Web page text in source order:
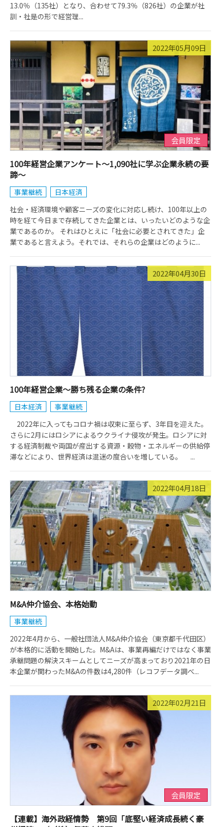
13.0％（135社）となり、合わせて79.3％（826社）の企業が社
訓・社是の形で経営理...
2022年05月09日
会員限定
100年経営企業アンケート～1,090社に学ぶ企業永続の要
諦～
事業継続
日本経済
社会・経済環境や顧客ニーズの変化に対応し続け、100年以上の
時を経て今日まで存続してきた企業とは、いったいどのような企
業であるのか。 それはひとえに「社会に必要とされてきた」企
業であると言えよう。それでは、それらの企業はどのように...
2022年04月30日
100年経営企業～勝ち残る企業の条件?
日本経済
事業継続
2022年に入ってもコロナ禍は収束に至らず、3年目を迎えた。
さらに2月にはロシアによるウクライナ侵攻が発生。ロシアに対
する経済制裁や両国が産出する資源・穀物・エネルギーの供給停
滞などにより、世界経済は混迷の度合いを増している。 ...
2022年04月18日
M&A仲介協会、本格始動
事業継続
2022年4月から、一般社団法人M&A仲介協会（東京都千代田区）
が本格的に活動を開始した。M&Aは、事業再編だけではなく事業
承継問題の解決スキームとしてニーズが高まっており2021年の日
本企業が関わったM&Aの件数は4,280件（レコフデータ調べ...
2022年02月21日
会員限定
【連載】海外政経情勢 第9回「底堅い経済成長続く豪